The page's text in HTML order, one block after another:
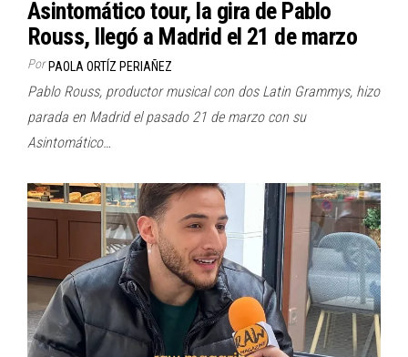
Asintomático tour, la gira de Pablo
Rouss, llegó a Madrid el 21 de marzo
Por PAOLA ORTÍZ PERIAÑEZ
Pablo Rouss, productor musical con dos Latin Grammys, hizo
parada en Madrid el pasado 21 de marzo con su
Asintomático…